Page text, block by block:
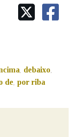
ADALID
, debaixo,
de, por riba